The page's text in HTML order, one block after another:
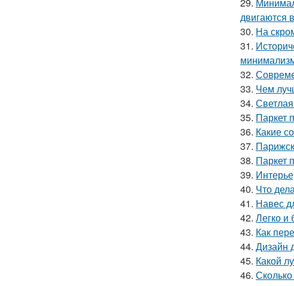
двигаются
30. На
31.
32.
33. Чем
34.
35. Паркет
36. Какие
37.
38. Паркет
39.
40. Что
41. Навес
42. Легко и
43. Как
44. Дизайн
45. Какой
46.